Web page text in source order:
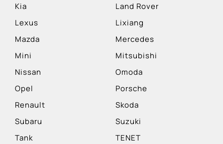
Kia
Land Rover
Lexus
Lixiang
Mazda
Mercedes
Mini
Mitsubishi
Nissan
Omoda
Opel
Porsche
Renault
Skoda
Subaru
Suzuki
Tank
TENET